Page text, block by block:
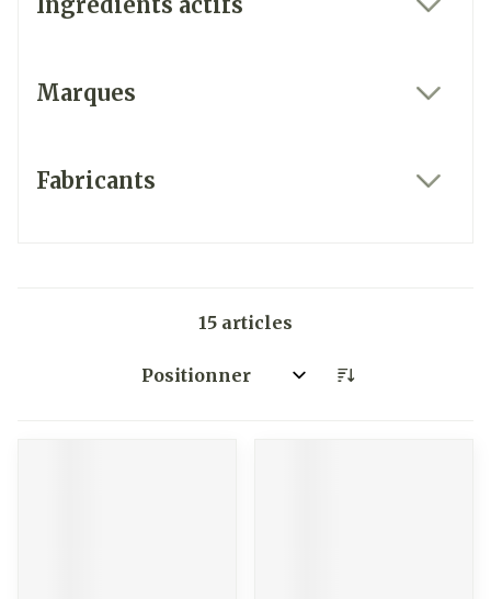
Marques
Fabricants
15 articles
Trier par: